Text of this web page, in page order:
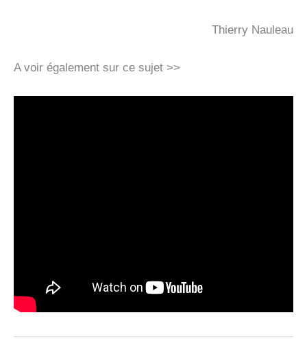
Thierry Nauleau
A voir également sur ce sujet >>